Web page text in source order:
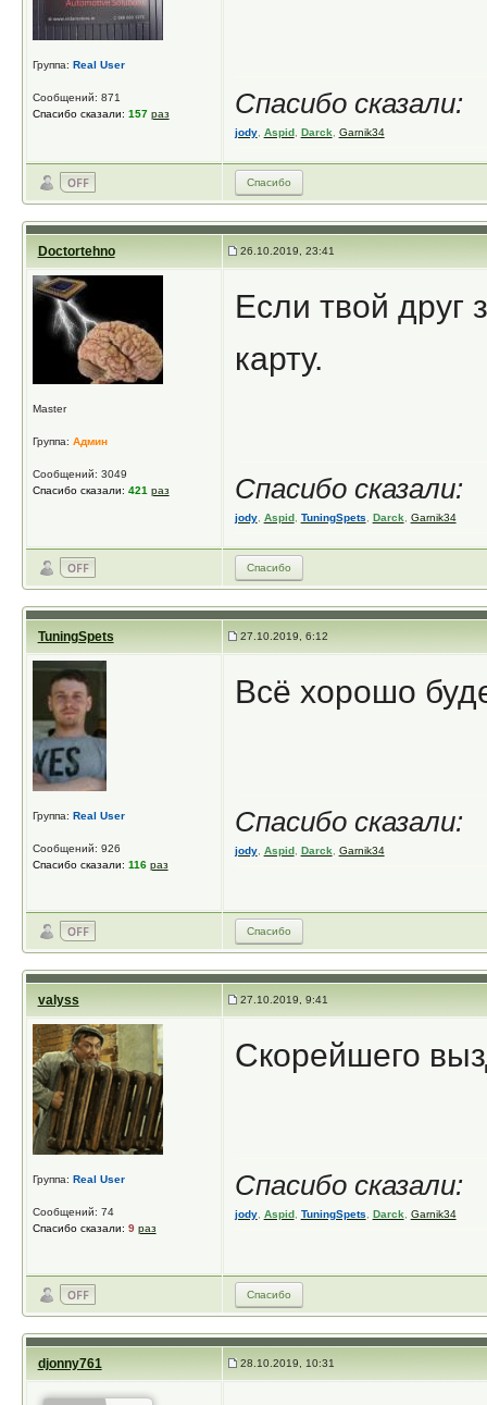
Группа: Real User
Сообщений: 871
Спасибо сказали: 157 раз Спасибо сказали:
jody, Aspid, Darck Garnik34
Спасибо
Doctortehno 26.10.2019, 23:41
Master
Группа: Админ
Сообщений: 3049
Спасибо сказали: 421 раз
Если твой друг
карту.
Спасибо сказали:
jody, Aspid, TuningSpets Darck Garnik34
Спасибо
TuningSpets 27.10.2019, 6:12
Группа: Real User
Сообщений: 926
Спасибо сказали: 116 раз
Всё хорошо
Спасибо сказали:
jody, Aspid, Darck Garnik34
Спасибо
valyss 27.10.2019, 9:41
Группа: Real User
Сообщений: 74
Спасибо сказали: 9 раз
Скорейшего
Спасибо сказали:
jody, Aspid, TuningSpets Darck Garnik34
Спасибо
djonny761 28.10.2019, 10:31